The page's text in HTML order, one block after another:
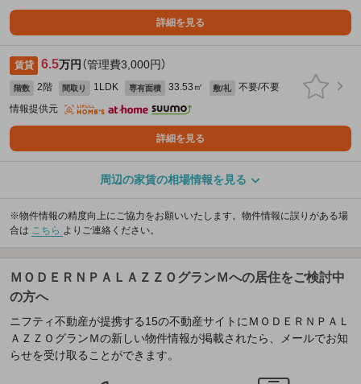
詳細を見る
賃貸 6.5万円 （管理費3,000円）
階数 2階 間取り 1LDK 専有面積 33.53㎡ 敷/礼
不要/不要
情報提供元
詳細を見る
周辺の家賃の相場情報を見る
※物件情報の精度向上にご協力をお願いいたします。物件情報に誤りがある場
合は こちら よりご連絡ください。
ＭＯＤＥＲＮＰＡＬＡＺＺＯグランＭへの居住をご検討中
の方へ
ニフティ不動産が提携する15の不動産サイトにＭＯＤＥＲＮＰＡＬ
ＡＺＺＯグランＭの新しい物件情報が掲載されたら、メールでお知
らせを受け取ることができます。